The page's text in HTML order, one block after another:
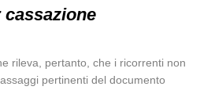
cassazione
rileva, pertanto, che i ricorrenti non
pertinenti del documento